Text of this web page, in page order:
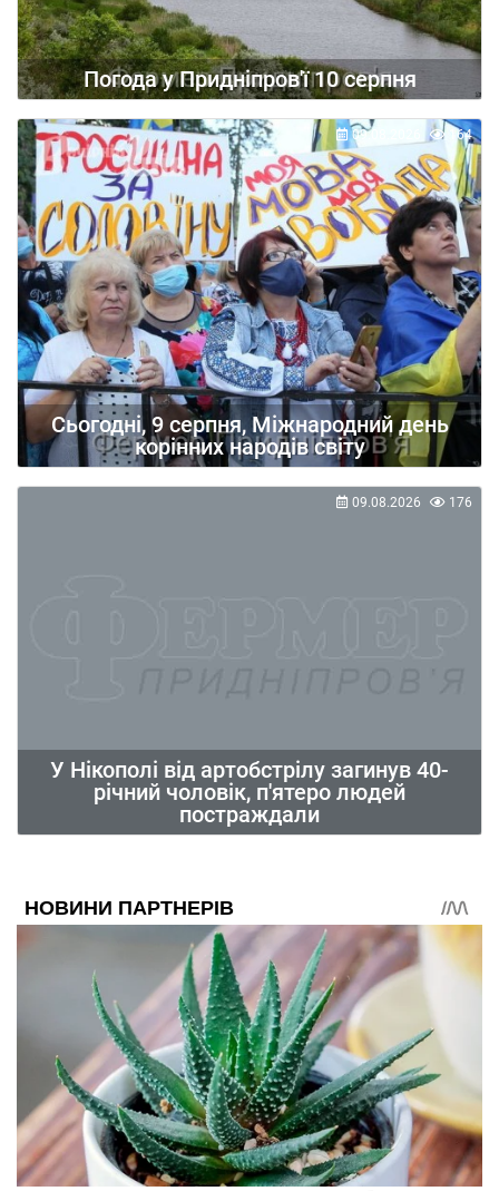
Погода у Придніпров'ї 10 серпня
Сьогодні, 9 серпня, Міжнародний день
корінних народів світу
09.08.2026 164
У Нікополі від артобстрілу загинув 40-
річний чоловік, п'ятеро людей
постраждали
09.08.2026 176